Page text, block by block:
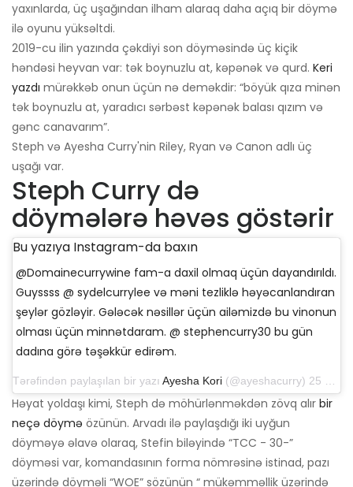
yaxınlarda, üç uşağından ilham alaraq daha açıq bir döymə
ilə oyunu yüksəltdi.
2019-cu ilin yazında çəkdiyi son döyməsində üç kiçik
həndəsi heyvan var: tək boynuzlu at, kəpənək və qurd. Keri
yazdı mürəkkəb onun üçün nə deməkdir: “böyük qıza minən
tək boynuzlu at, yaradıcı sərbəst kəpənək balası qızım və
gənc canavarım”.
Steph və Ayesha Curry'nin Riley, Ryan və Canon adlı üç
uşağı var.
Steph Curry də
döymələrə həvəs göstərir
Bu yazıya Instagram-da baxın
@Domainecurrywine fam-a daxil olmaq üçün dayandırıldı.
Guyssss @ sydelcurrylee və məni tezliklə həyəcanlandıran
şeylər gözləyir. Gələcək nəsillər üçün ailəmizdə bu vinonun
olması üçün minnətdaram. @ stephencurry30 bu gün
dadına görə təşəkkür edirəm.
Tərəfindən paylaşılan bir yazı Ayesha Kori (@ayeshacurry) 25 sentyabr 2019-cu il, saat 20: 48-də PDT
Həyat yoldaşı kimi, Steph də möhürlənməkdən zövq alır bir
neçə döymə özünün. Arvadı ilə paylaşdığı iki uyğun
döyməyə əlavə olaraq, Stefin biləyində “TCC - 30-”
döyməsi var, komandasının forma nömrəsinə istinad, pazı
üzərində döyməli “WOE” sözünün “ mükəmməllik üzərində